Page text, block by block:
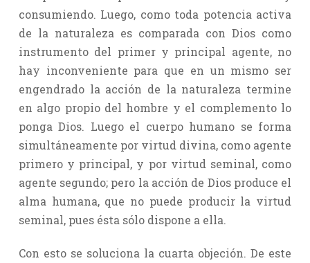
consumiendo. Luego, como toda potencia activa
de la naturaleza es comparada con Dios como
instrumento del primer y principal agente, no
hay inconveniente para que en un mismo ser
engendrado la acción de la naturaleza termine
en algo propio del hombre y el complemento lo
ponga Dios. Luego el cuerpo humano se forma
simultáneamente por virtud divina, como agente
primero y principal, y por virtud seminal, como
agente segundo; pero la acción de Dios produce el
alma humana, que no puede producir la virtud
seminal, pues ésta sólo dispone a ella.
Con esto se soluciona la cuarta objeción. De este